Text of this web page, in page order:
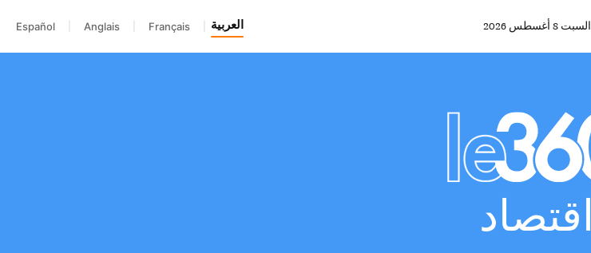
السبت 8 أغسطس 2026 العربية Français
Anglais
Español
اقتصاد